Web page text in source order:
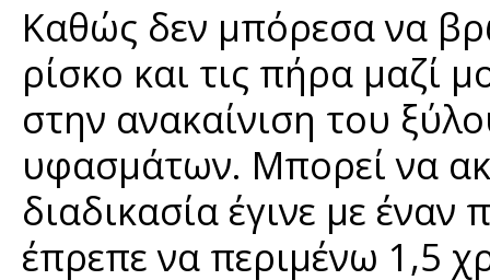
Καθώς δεν μπόρεσα να
ρίσκο και τις πήρα μαζί
στην ανακαίνιση του
υφασμάτων. Μπορεί να
διαδικασία έγινε με
έπρεπε να περιμένω 1,5